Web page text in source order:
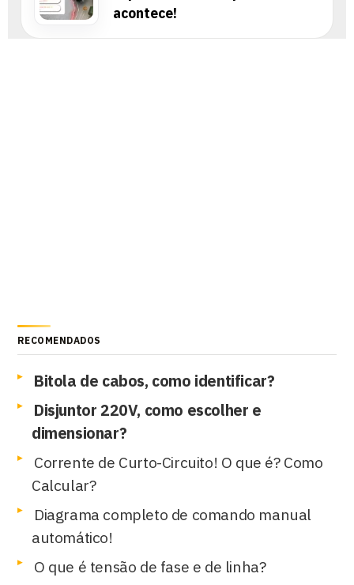
acontece!
RECOMENDADOS
Bitola de cabos, como identificar?
Disjuntor 220V, como escolher e
dimensionar?
Corrente de Curto-Circuito! O que é? Como
Calcular?
Diagrama completo de comando manual
automático!
O que é tensão de fase e de linha?